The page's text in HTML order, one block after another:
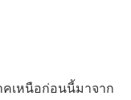
เหนือก่อนนี้มาจาก